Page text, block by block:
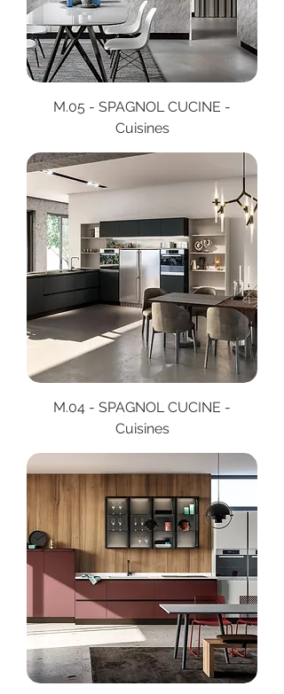
M.05 - SPAGNOL CUCINE -
Cuisines
M.04 - SPAGNOL CUCINE -
Cuisines